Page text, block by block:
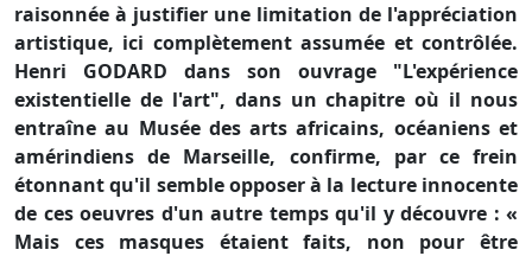
raisonnée à justifier une limitation de l'appréciation
artistique, ici complètement assumée et contrôlée.
Henri GODARD dans son ouvrage "L'expérience
existentielle de l'art", dans un chapitre où il nous
entraîne au Musée des arts africains, océaniens et
amérindiens de Marseille, confirme, par ce frein
étonnant qu'il semble opposer à la lecture innocente
de ces oeuvres d'un autre temps qu'il y découvre : «
Mais ces masques étaient faits, non pour être